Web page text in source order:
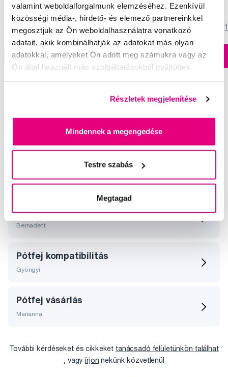
valamint weboldalforgalmunk elemzéséhez. Ezenkívül
közösségi média-, hirdető- és elemező partnereinkkel
megosztjuk az Ön weboldalhasználatra vonatkozó
adatait, akik kombinálhatják az adatokat más olyan
adatokkal, amelyeket Ön adott meg számukra vagy az
Ön által használt más szolgáltatásokból gyűjtöttek.
Részletek megjelenítése
Mindennek a megengedése
Testre szabás
Megtagad
1 790 Ft
4,5 (182x)
A kosárba Készleten > 5 db
3 950 Ft
A kosárba
Válogatott kérdések és cikkek
Potfej kiválasztása
Lilla
Waterpik 9.0 complete
Bernadett
Pótfej kompatibilitás
Gyöngyi
Pótfej vásárlás
Marianna
További kérdéseket és cikkeket tanácsadó felületünkön találhat
, vagyírjon nekünk közvetlenül